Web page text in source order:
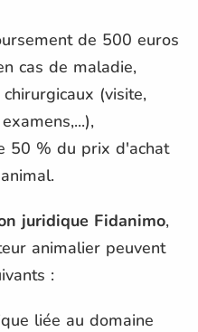
de 500 euros
cas de maladie,
(visite,
50 % du prix d'achat
juridique Fidanimo,
animalier peuvent
:
liée au domaine